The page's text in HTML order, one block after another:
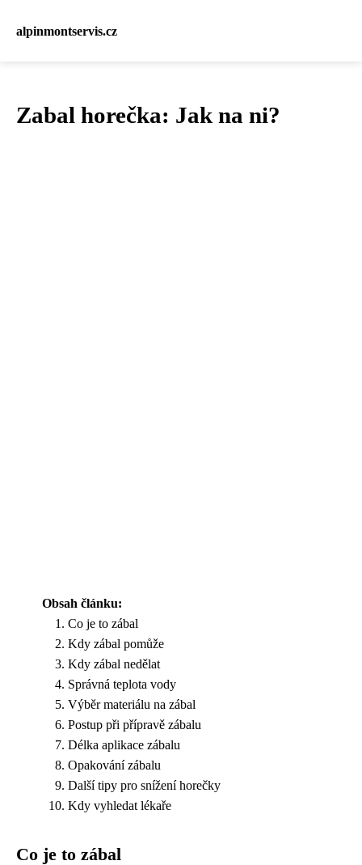
alpinmontservis.cz
Zabal horečka: Jak na ni?
Obsah článku:
Co je to zábal
Kdy zábal pomůže
Kdy zábal nedělat
Správná teplota vody
Výběr materiálu na zábal
Postup při přípravě zábalu
Délka aplikace zábalu
Opakování zábalu
Další tipy pro snížení horečky
Kdy vyhledat lékaře
Co je to zábal